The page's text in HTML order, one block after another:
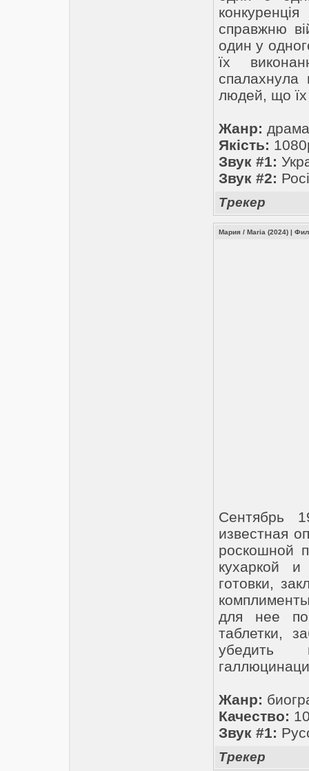
справжню
один у
їх
спалахнула
людей, що
Жанр:
Якість:
Звук #1:
Звук #2:
Трекер
Мария / Maria (2024) |
Сентябрь
известная
роскошной
кухаркой
готовки,
для нее
таблетки,
убедить
Жанр:
Качество:
Звук #1:
Трекер